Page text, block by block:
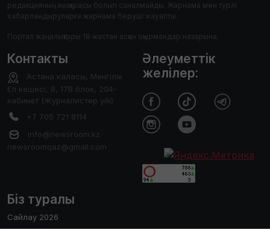
редакцияның көзқарасы болып саналмайды. Жарнама мен түрлі
хабарландыруларға жарнама беруші жауапты.
Портал жаңалықтары 18 жастан асқан оқырмандар назарына.
Контакты
Астана каласы, Менгілік
Ел кешесі, 8, 17В блок, 204-
кабинет (Журналистер уйі)
+7 705 721 8114
info@newsroom.kz
newsroomqaz@gmail.com
Біз туралы
Сайлау 2026
Әлеуметтік
желілер: